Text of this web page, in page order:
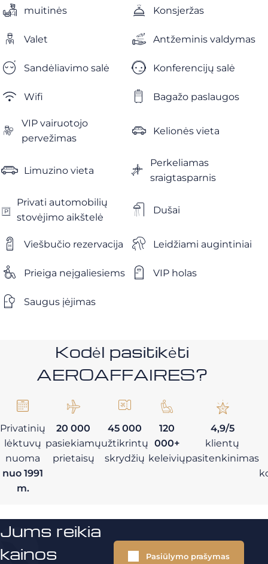
muitinės Konsjeržas
Valet Antžeminis valdymas
Sandėliavimo salė Konferencijų salė
Wifi Bagažo paslaugos
VIP vairuotojo
pervežimas
Kelionės vieta
Limuzino vieta
Perkeliamas
sraigtasparnis
Privati ​​automobilių
stovėjimo aikštelė
Dušai
Viešbučio rezervacija Leidžiami augintiniai
Prieiga neįgaliesiems VIP holas
Saugus įėjimas
Kodėl pasitikėti
AEROAFFAIRES?
Privatinių
lėktuvų
nuoma
nuo 1991
m.
20 000
pasiekiamų
prietaisų
45 000
užtikrintų
skrydžių
120
000+
keleivių
4,9/5
klientų
pasitenkinimas
Jums reikia
kainos
Pasiūlymo prašymas